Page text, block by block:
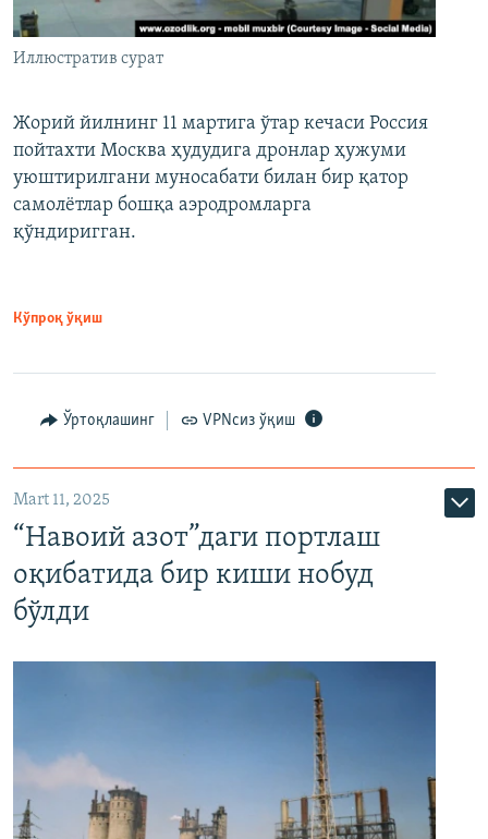
Иллюстратив сурат
Жорий йилнинг 11 мартига ўтар кечаси Россия
пойтахти Москва ҳудудига дронлар ҳужуми
уюштирилгани муносабати билан бир қатор
самолётлар бошқа аэродромларга
қўндиригган.
Кўпроқ ўқиш
Ўртоқлашинг VPNсиз ўқиш
Mart 11, 2025
“Навоий азот”даги портлаш
оқибатида бир киши нобуд
бўлди